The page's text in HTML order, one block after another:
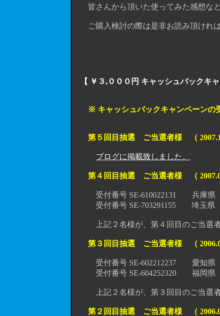
皆さんから頂いた使ってみた感想な
ご購入検討の際は是非お読み頂けれ
【 ￥３,０００円 キャッシュバック
※ キャッシュバックキャンペーンの
第５回目抽選 ご当選者様 （
ブログに掲載致しました。
第４回目抽選 ご当選者様 （
受付番号 SE-610022131 兵庫県
受付番号 SE-703291155 埼玉
上記２名様が、第４回目のご当選者
第３回目抽選 ご当選者様 （
受付番号 SE-602212237 愛知県
受付番号 SE-604252320 福岡県
上記２名様が、第３回目のご当選者
第２回目抽選 ご当選者様 （